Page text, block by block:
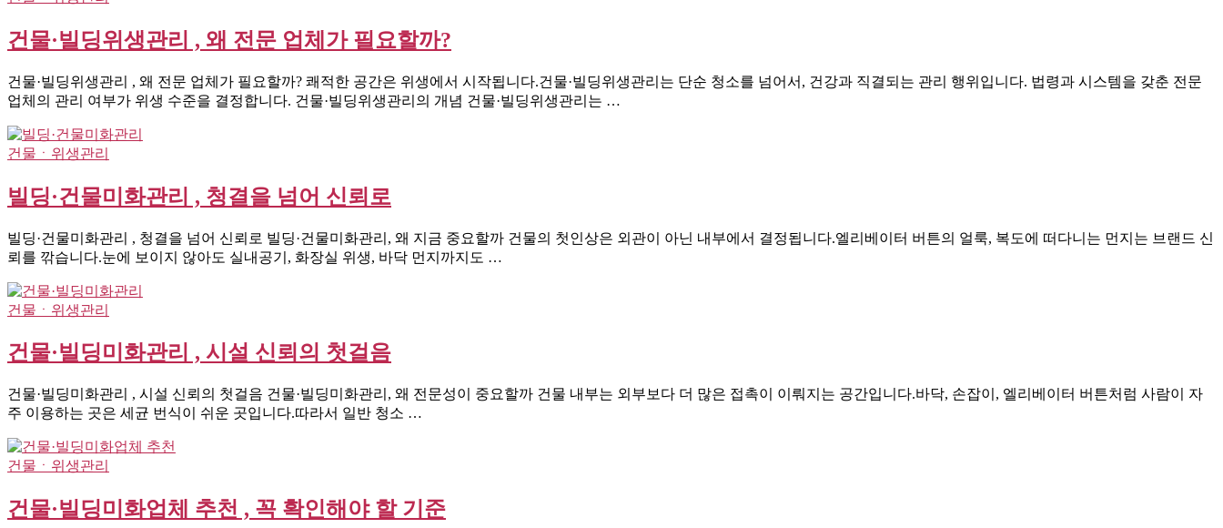
건물·빌딩위생관리 , 왜 전문 업체가 필요할까?
건물·빌딩위생관리 , 왜 전문 업체가 필요할까? 쾌적한 공간은 위생에서 시작됩니다.건물·빌딩위생관리는 단순 청소를 넘어서, 건강과 직결되는 관리 행위입니다. 법령과 시스템을 갖춘 전문
업체의 관리 여부가 위생 수준을 결정합니다. 건물·빌딩위생관리의 개념 건물·빌딩위생관리는 …
건물ㆍ위생관리
빌딩·건물미화관리 , 청결을 넘어 신뢰로
빌딩·건물미화관리 , 청결을 넘어 신뢰로 빌딩·건물미화관리, 왜 지금 중요할까 건물의 첫인상은 외관이 아닌 내부에서 결정됩니다.엘리베이터 버튼의 얼룩, 복도에 떠다니는 먼지는 브랜드 신
뢰를 깎습니다.눈에 보이지 않아도 실내공기, 화장실 위생, 바닥 먼지까지도 …
건물ㆍ위생관리
건물·빌딩미화관리 , 시설 신뢰의 첫걸음
건물·빌딩미화관리 , 시설 신뢰의 첫걸음 건물·빌딩미화관리, 왜 전문성이 중요할까 건물 내부는 외부보다 더 많은 접촉이 이뤄지는 공간입니다.바닥, 손잡이, 엘리베이터 버튼처럼 사람이 자
주 이용하는 곳은 세균 번식이 쉬운 곳입니다.따라서 일반 청소 …
건물ㆍ위생관리
건물·빌딩미화업체 추천 , 꼭 확인해야 할 기준